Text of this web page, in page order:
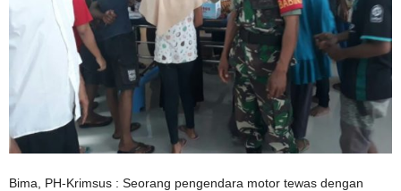
Bima, PH-Krimsus : Seorang pengendara motor tewas dengan